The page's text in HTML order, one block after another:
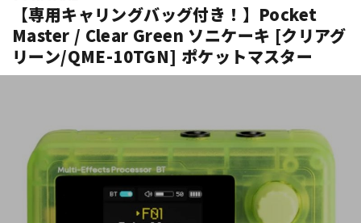
エレキギター アコギ/エレアコ
ドラム パーカッション
【専用キャリングバッグ付き！】Pocket
Master / Clear Green ソニケーキ [クリアグ
リーン/QME-10TGN] ポケットマスター